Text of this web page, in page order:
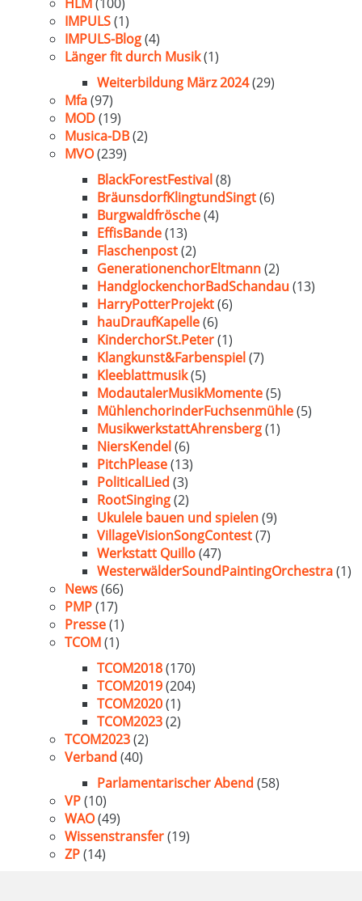
IMPULS(1)
IMPULS-Blog(4)
Länger fit durch Musik(1)
Weiterbildung März 2024(29)
Mfa(97)
MOD(19)
Musica-DB(2)
MVO(239)
BlackForestFestival(8)
BräunsdorfKlingtundSingt(6)
Burgwaldfrösche(4)
EffisBande(13)
Flaschenpost(2)
GenerationenchorEltmann(2)
HandglockenchorBadSchandau(13)
HarryPotterProjekt(6)
hauDraufKapelle(6)
KinderchorSt.Peter(1)
Klangkunst&Farbenspiel(7)
Kleeblattmusik(5)
ModautalerMusikMomente(5)
MühlenchorinderFuchsenmühle(5)
MusikwerkstattAhrensberg(1)
NiersKendel(6)
PitchPlease(13)
PoliticalLied (3)
RootSinging(2)
Ukulele bauen und spielen(9)
VillageVisionSongContest(7)
Werkstatt Quillo(47)
WesterwälderSoundPaintingOrchestra(1)
News(66)
PMP(17)
Presse(1)
TCOM(1)
TCOM2018(170)
TCOM2019(204)
TCOM2020(1)
TCOM2023(2)
TCOM2023(2)
Verband (40)
Parlamentarischer Abend (58)
VP(10)
WAO(49)
Wissenstransfer(19)
ZP(14)